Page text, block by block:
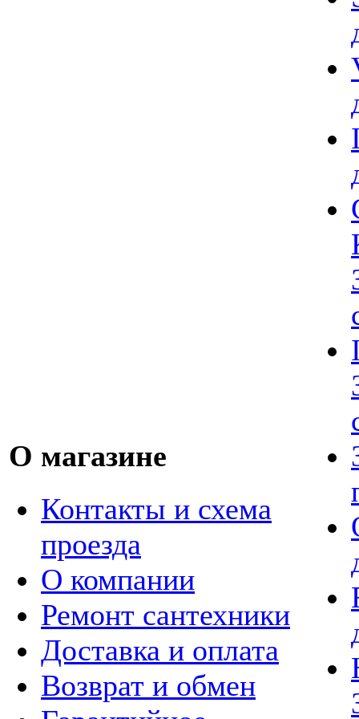
О магазине
Контакты и схема
проезда
О компании
Ремонт сантехники
Доставка и оплата
Возврат и обмен